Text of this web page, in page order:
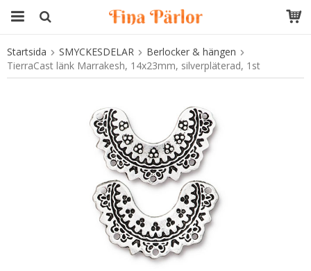
Produkten har blivit tillagd i varukorgen
Startsida SMYCKESDELAR
Berlocker & hängen
TierraCast länk Marrakesh, 14x23mm, silverpläterad, 1st